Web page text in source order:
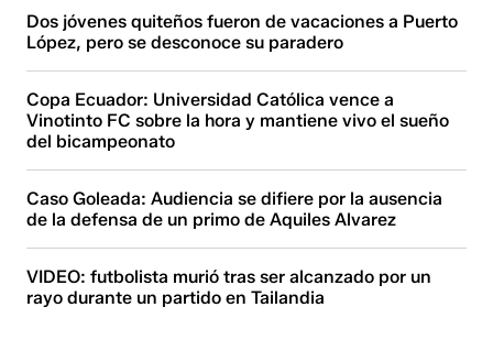
Dos jóvenes quiteños fueron de vacaciones a Puerto
López, pero se desconoce su paradero
Copa Ecuador: Universidad Católica vence a
Vinotinto FC sobre la hora y mantiene vivo el sueño
del bicampeonato
Caso Goleada: Audiencia se difiere por la ausencia
de la defensa de un primo de Aquiles Alvarez
VIDEO: futbolista murió tras ser alcanzado por un
rayo durante un partido en Tailandia